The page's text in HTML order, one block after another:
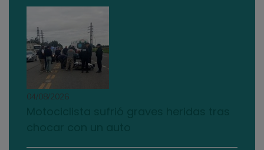
04/08/2026